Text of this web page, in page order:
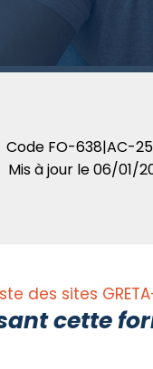
Code FO-638|AC-
Mis à jour le06/01/
des sites
cette